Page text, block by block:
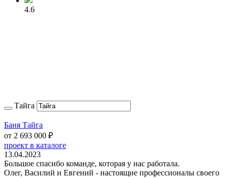
4.6
Тайга
Баня Тайга
от 2 693 000 ₽
проект в каталоге
13.04.2023
Большое спасибо команде, которая у нас работала.
Олег, Василий и Евгений - настоящие профессионалы своего